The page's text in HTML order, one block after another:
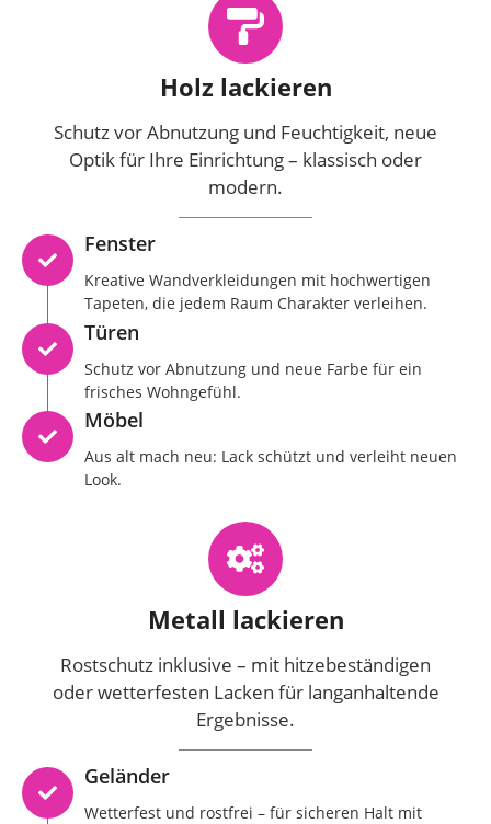
Holz lackieren
Schutz vor Abnutzung und Feuchtigkeit, neue
Optik für Ihre Einrichtung – klassisch oder
modern.
Fenster
Kreative Wandverkleidungen mit hochwertigen
Tapeten, die jedem Raum Charakter verleihen.
Türen
Schutz vor Abnutzung und neue Farbe für ein
frisches Wohngefühl.
Möbel
Aus alt mach neu: Lack schützt und verleiht neuen
Look.
Metall lackieren
Rostschutz inklusive – mit hitzebeständigen
oder wetterfesten Lacken für langanhaltende
Ergebnisse.
Geländer
Wetterfest und rostfrei – für sicheren Halt mit